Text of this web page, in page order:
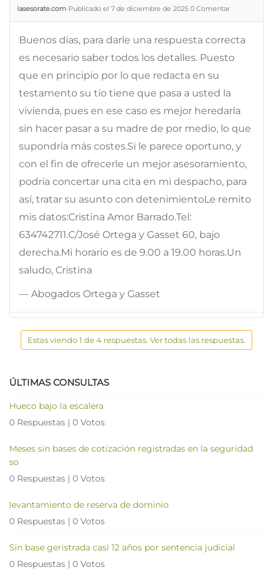
iasesorate.com Publicado el 7 de diciembre de 2025 0 Comentar
Buenos días, para darle una respuesta correcta
es necesario saber todos los detalles. Puesto
que en principio por lo que redacta en su
testamento su tío tiene que pasa a usted la
vivienda, pues en ese caso es mejor heredarla
sin hacer pasar a su madre de por medio, lo que
supondría más costes.Si le parece oportuno, y
con el fin de ofrecerle un mejor asesoramiento,
podría concertar una cita en mi despacho, para
así, tratar su asunto con detenimientoLe remito
mis datos:Cristina Amor Barrado.Tel:
634742711.C/José Ortega y Gasset 60, bajo
derecha.Mi horario es de 9.00 a 19.00 horas.Un
saludo, Cristina
— Abogados Ortega y Gasset
Estas viendo 1 de 4 respuestas. Ver todas las respuestas.
ÚLTIMAS CONSULTAS
Hueco bajo la escalera
0 Respuestas | 0 Votos
Meses sin bases de cotización registradas en la seguridad
so
0 Respuestas | 0 Votos
levantamiento de reserva de dominio
0 Respuestas | 0 Votos
Sin base geristrada casi 12 años por sentencia judicial
0 Respuestas | 0 Votos